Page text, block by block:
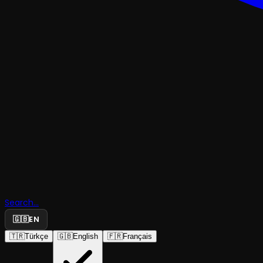
Search...
🇬🇧EN
🇹🇷Türkçe 🇬🇧English 🇫🇷Français
Mavişler